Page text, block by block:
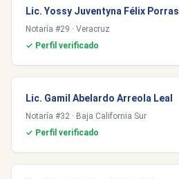
Lic. Yossy Juventyna Félix Porras
Notaría #29 · Veracruz
✓ Perfil verificado
Lic. Gamil Abelardo Arreola Leal
Notaría #32 · Baja California Sur
✓ Perfil verificado